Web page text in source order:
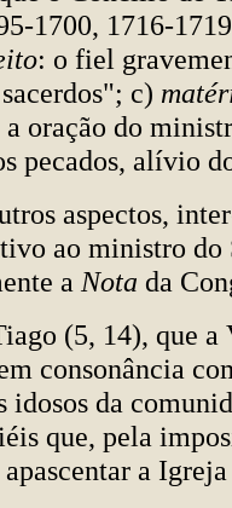
1700, 1716-
: o fiel
c)
a oração do
pecados, alívio
aspectos,
ao ministro do
a Nota da
(5, 14), que
consonância
da
que, pela
a